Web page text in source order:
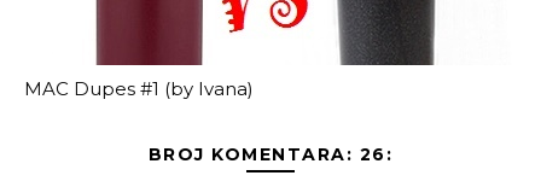
MAC Dupes #1 (by Ivana)
BROJ KOMENTARA: 26: